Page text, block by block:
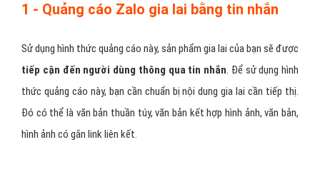
1 - Quảng cáo Zalo gia lai bằng tin nhắn
Sử dụng hình thức quảng cáo này, sản phẩm gia lai của bạn sẽ được
tiếp cận đến người dùng thông qua tin nhắn. Để sử dụng hình
thức quảng cáo này, bạn cần chuẩn bị nội dung gia lai cần tiếp thị.
Đó có thể là văn bản thuần túy, văn bản kết hợp hình ảnh, văn bản,
hình ảnh có gắn link liên kết.